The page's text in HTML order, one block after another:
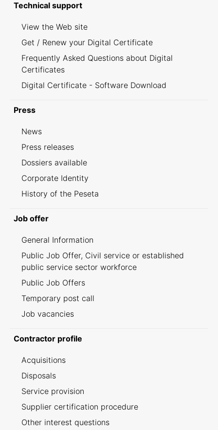
Technical support
View the Web site
Get / Renew your Digital Certificate
Frequently Asked Questions about Digital
Certificates
Digital Certificate - Software Download
Press
News
Press releases
Dossiers available
Corporate Identity
History of the Peseta
Job offer
General Information
Public Job Offer, Civil service or established
public service sector workforce
Public Job Offers
Temporary post call
Job vacancies
Contractor profile
Acquisitions
Disposals
Service provision
Supplier certification procedure
Other interest questions